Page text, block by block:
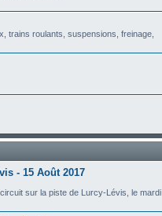
trains roulants, suspensions, freinage,
- 15 Août 2017
sur la piste de Lurcy-Lévis, le mardi